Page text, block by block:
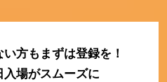
方もまずは登録を！
場がスムーズに